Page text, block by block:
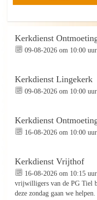
Kerkdienst
09-08-2026 om 10:00 uur
Kerkdienst Lingekerk
09-08-2026 om 10:00 uur
Kerkdienst
16-08-2026 om 10:00 uur
Kerkdienst Vrijthof
16-08-2026 om 10:15 uur
vrijwilligers van de PG Tiel
deze zondag gaan we